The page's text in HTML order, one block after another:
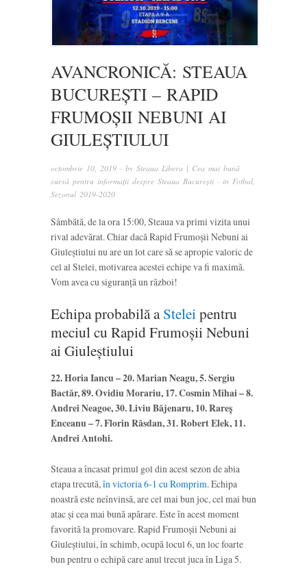
AVANCRONICĂ: STEAUA
BUCUREȘTI – RAPID
FRUMOȘII NEBUNI AI
GIULEȘTIULUI
octombrie 10, 2019 · by Steaua Libera | Cea mai bună
sursă pentru informații despre Steaua București · in Fotbal,
Sezonul 2019-2020
Sâmbătă, de la ora 15:00, Steaua va primi vizita unui
rival adevărat. Chiar dacă Rapid Frumoșii Nebuni ai
Giuleștiului nu are un lot care să se apropie valoric de
cel al Stelei, motivarea acestei echipe va fi maximă.
Vom avea cu siguranță un război!
Echipa probabilă aSteleipentru
meciul cu Rapid Frumoșii Nebuni
ai Giuleștiului
22. Horia Iancu – 20. Marian Neagu, 5. Sergiu
Bactăr, 89. Ovidiu Morariu, 17. Cosmin Mihai – 8.
Andrei Neagoe, 30. Liviu Băjenaru, 10. Rareş
Enceanu – 7. Florin Răsdan, 31. Robert Elek, 11.
Andrei Antohi.
Steaua a încasat primul gol din acest sezon de abia
etapa trecută, în victoria 6-1 cu Romprim. Echipa
noastră este neînvinsă, are cel mai bun joc, cel mai bun
atac și cea mai bună apărare. Este în acest moment
favorită la promovare. Rapid Frumoșii Nebuni ai
Giuleștiului, în schimb, ocupă locul 6, un loc foarte
bun pentru o echipă care anul trecut juca în Liga 5.